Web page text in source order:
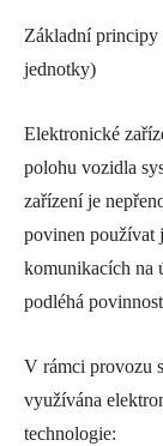
Základní principy
jednotky)
Elektronické
polohu vozidla
zařízení je
povinen používat
komunikacích na
podléhá
V rámci provozu
využívána
technologie: